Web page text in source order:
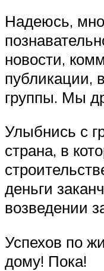
Надеюсь,
новости,
публикации,
группы. Мы
Улыбнись с
страна, в
деньги
возведении
Успехов по
дому! Пока!